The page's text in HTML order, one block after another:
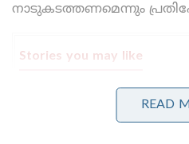
നാടുകടത്തണമെന്നും
Stories you may like
നുഴഞ്ഞുകയറ്റക്കാരനെ
പ്രതികാരം; ഇന്ത്യൻ
തട്ടിയെടുത്ത്
READ